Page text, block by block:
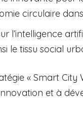
circulaire
l’intelligence
le tissu social
« Smart
et à